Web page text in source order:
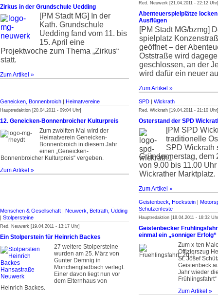
Zirkus in der Grundschule Uedding
[PM Stadt MG]
In der
Kath. Grundschule
Uedding fand vom 11. bis
15. April eine
Projektwoche zum Thema „Zirkus“
statt.
Zum Artikel »
Red. Neuwerk [21.04.2011 - 22:12 Uhr]
Abenteuerspielplätze
Ausflügen
[PM Stadt MG/bzmg]
spielplatz
geöffnet – der
Oststraße wird
geschlossen, an der
wird dafür ein neuer
Zum Artikel »
Geneicken, Bonnenbroich | Heimatvereine
Hauptredaktion [20.04.2011 - 09:04 Uhr]
12. Geneicken-Bonnenbroicher Kulturpreis
Zum zwölften Mal wird der
Heimatverein Geneicken-
Bonnenbroich in diesem Jahr
einen „Geneicken-
Bonnenbroicher Kulturpreis“ vergeben.
Zum Artikel »
SPD | Wickrath
Red. Wickrath [19.04.2011 - 21:10 Uhr]
Osterstand der SPD
[PM SPD
traditionelle
SPD Wickrath
Gründonnerstag, dem
von 9.00 bis 11.00 Uhr
Wickrather Marktplatz.
Zum Artikel »
Menschen & Gesellschaft | Neuwerk, Bettrath, Üdding
| Stolpersteine
Red. Neuwerk [19.04.2011 - 13:17 Uhr]
Ein Stolperstein für Heinrich Backes
27 weitere Stolpersteine
wurden am 25. März von
Gunter Demnig in
Mönchengladbach verlegt.
Einer davon liegt nun vor
dem Elternhaus von
Heinrich Backes.
Geistenbeck, Hockstein |
Schützenfeste
Hauptredaktion [18.04.2011 - 18:32
Geistenbecker
einmal ein „sonniger Erfolg“
Zum x-ten
Offizierszug
St. Josef
Geistenbeck
Jahr wieder
Zum Artikel »